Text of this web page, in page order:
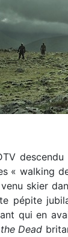
« walking
skier
pépite
qui en
Dead